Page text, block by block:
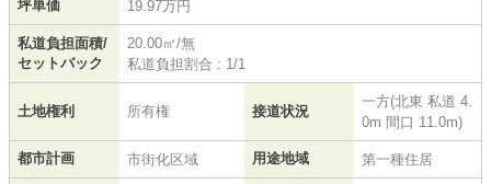
坪単価 19.97万円
私道負担面積/
セットバック
20.00㎡/無
私道負担割合 : 1/1
土地権利 所有権 接道状況
一方(北東 私道 4.
0m 間口 11.0m)
都市計画 市街化区域 用途地域 第一種住居